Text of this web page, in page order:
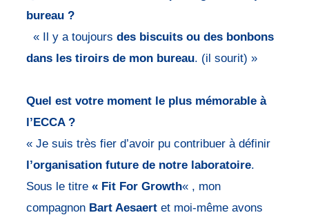
bureau ?
« Il y a toujours des biscuits ou des bonbons
dans les tiroirs de mon bureau. (il sourit) »
Quel est votre moment le plus mémorable à
l’ECCA ?
« Je suis très fier d’avoir pu contribuer à définir
l’organisation future de notre laboratoire.
Sous le titre « Fit For Growth« , mon
compagnon Bart Aesaertet moi-même avons